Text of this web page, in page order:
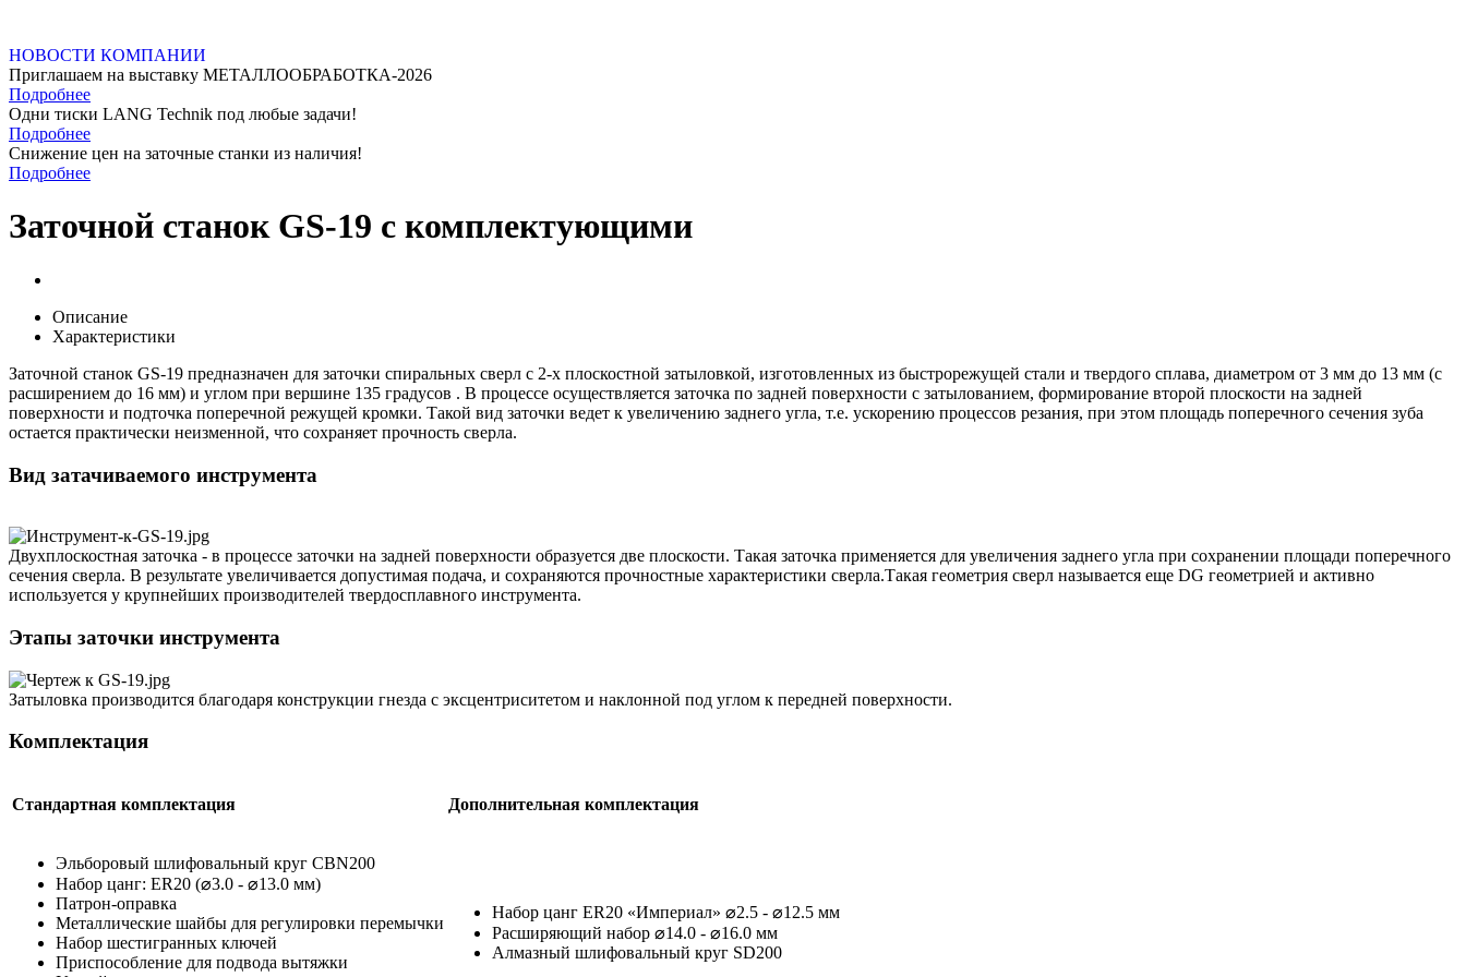
НОВОСТИ КОМПАНИИ
Приглашаем на выставку МЕТАЛЛООБРАБОТКА-2026
Подробнее
Одни тиски LANG Technik под любые задачи!
Подробнее
Снижение цен на заточные станки из наличия!
Подробнее
Заточной станок GS-19 с комплектующими
Описание
Характеристики
Заточной станок GS-19 предназначен для заточки спиральных сверл с 2-х плоскостной затыловкой, изготовленных из быстрорежущей стали и твердого сплава, диаметром от 3 мм до 13 мм (с
расширением до 16 мм) и углом при вершине 135 градусов . В процессе осуществляется заточка по задней поверхности с затылованием, формирование второй плоскости на задней
поверхности и подточка поперечной режущей кромки. Такой вид заточки ведет к увеличению заднего угла, т.е. ускорению процессов резания, при этом площадь поперечного сечения зуба
остается практически неизменной, что сохраняет прочность сверла.
Вид затачиваемого инструмента
Двухплоскостная заточка - в процессе заточки на задней поверхности образуется две плоскости. Такая заточка применяется для увеличения заднего угла при сохранении площади поперечного
сечения сверла. В результате увеличивается допустимая подача, и сохраняются прочностные характеристики сверла.Такая геометрия сверл называется еще DG геометрией и активно
используется у крупнейших производителей твердосплавного инструмента.
Этапы заточки инструмента
Затыловка производится благодаря конструкции гнезда с эксцентриситетом и наклонной под углом к передней поверхности.
Комплектация
Стандартная комплектация Дополнительная комплектация
Эльборовый шлифовальный круг CBN200
Набор цанг: ER20 (⌀3.0 - ⌀13.0 мм)
Патрон-оправка
Металлические шайбы для регулировки перемычки
Набор шестигранных ключей
Приспособление для подвода вытяжки
Набор цанг ER20 «Империал» ⌀2.5 - ⌀12.5 мм
Расширяющий набор ⌀14.0 - ⌀16.0 мм
Алмазный шлифовальный круг SD200